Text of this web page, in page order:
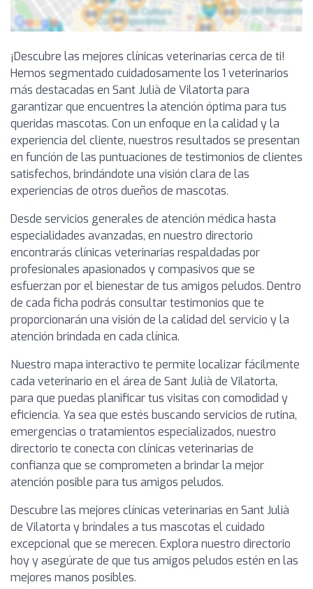
¡Descubre las mejores clínicas veterinarias cerca de ti!
Hemos segmentado cuidadosamente los 1 veterinarios
más destacadas en Sant Julià de Vilatorta para
garantizar que encuentres la atención óptima para tus
queridas mascotas. Con un enfoque en la calidad y la
experiencia del cliente, nuestros resultados se presentan
en función de las puntuaciones de testimonios de clientes
satisfechos, brindándote una visión clara de las
experiencias de otros dueños de mascotas.
Desde servicios generales de atención médica hasta
especialidades avanzadas, en nuestro directorio
encontrarás clínicas veterinarias respaldadas por
profesionales apasionados y compasivos que se
esfuerzan por el bienestar de tus amigos peludos. Dentro
de cada ficha podrás consultar testimonios que te
proporcionarán una visión de la calidad del servicio y la
atención brindada en cada clínica.
Nuestro mapa interactivo te permite localizar fácilmente
cada veterinario en el área de Sant Julià de Vilatorta,
para que puedas planificar tus visitas con comodidad y
eficiencia. Ya sea que estés buscando servicios de rutina,
emergencias o tratamientos especializados, nuestro
directorio te conecta con clínicas veterinarias de
confianza que se comprometen a brindar la mejor
atención posible para tus amigos peludos.
Descubre las mejores clínicas veterinarias en Sant Julià
de Vilatorta y bríndales a tus mascotas el cuidado
excepcional que se merecen. Explora nuestro directorio
hoy y asegúrate de que tus amigos peludos estén en las
mejores manos posibles.